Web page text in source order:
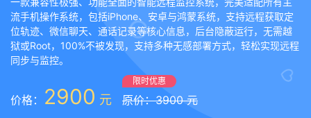
流手机操作系统，包括iPhone、安卓与鸿蒙系统，支持远程获取定
位轨迹、微信聊天、通话记录等核心信息，后台隐蔽运行，无需越
狱或Root，100%不被发现，支持多种无感部署方式，轻松实现远程
同步与监控。
价格： 2900 元
限时优惠
原价：3900 元